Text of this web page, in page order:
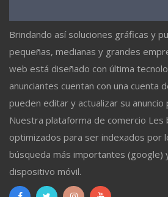
Brindando así soluciones gráficas y
pequeñas, medianas y grandes
web está diseñado con última
anunciantes cuentan con una cuenta
pueden editar y actualizar su anuncio
Nuestra plataforma de comercio Les
optimizados para ser indexados por
búsqueda más importantes (google)
dispositivo móvil.